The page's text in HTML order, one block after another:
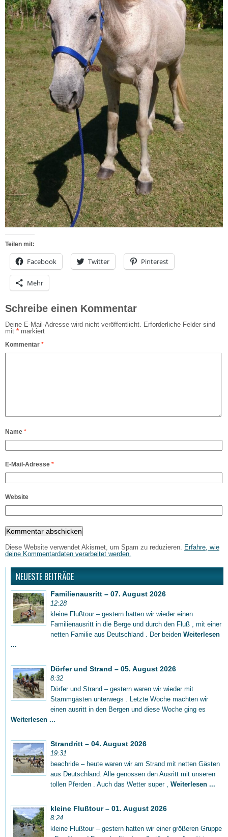
Teilen mit:
Facebook Twitter Pinterest
Mehr
Schreibe einen Kommentar
Deine E-Mail-Adresse wird nicht veröffentlicht. Erforderliche Felder sind
mit * markiert
Kommentar *
Name *
E-Mail-Adresse *
Website
Diese Website verwendet Akismet, um Spam zu reduzieren. Erfahre, wie
deine Kommentardaten verarbeitet werden.
NEUESTE BEITRÄGE
Familienausritt – 07. August 2026
12:28
kleine Flußtour – gestern hatten wir wieder einen
Familienausritt in die Berge und durch den Fluß , mit einer
netten Familie aus Deutschland . Der beiden Weiterlesen
...
Dörfer und Strand – 05. August 2026
8:32
Dörfer und Strand – gestern waren wir wieder mit
Stammgästen unterwegs . Letzte Woche machten wir
einen ausritt in den Bergen und diese Woche ging es
Weiterlesen ...
Strandritt – 04. August 2026
19:31
beachride – heute waren wir am Strand mit netten Gästen
aus Deutschland. Alle genossen den Ausritt mit unseren
tollen Pferden . Auch das Wetter super , Weiterlesen ...
kleine Flußtour – 01. August 2026
8:24
kleine Flußtour – gestern hatten wir einer größeren Gruppe